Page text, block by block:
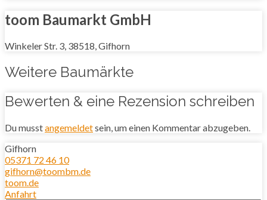
toom Baumarkt GmbH
Winkeler Str. 3, 38518, Gifhorn
Weitere Baumärkte
Bewerten & eine Rezension schreiben
Du musstangemeldetsein, um einen Kommentar abzugeben.
Gifhorn
05371 72 46 10
gifhorn@toombm.de
toom.de
Anfahrt